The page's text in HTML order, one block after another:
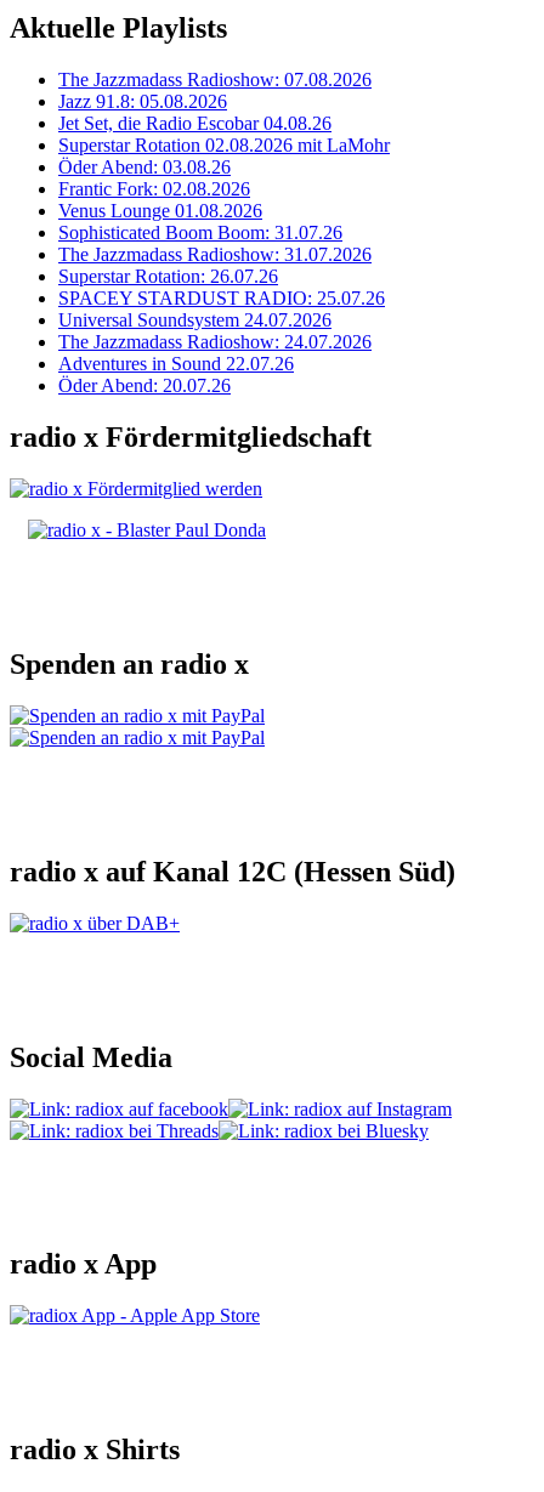
Aktuelle Playlists
The Jazzmadass Radioshow: 07.08.2026
Jazz 91.8: 05.08.2026
Jet Set, die Radio Escobar 04.08.26
Superstar Rotation 02.08.2026 mit LaMohr
Öder Abend: 03.08.26
Frantic Fork: 02.08.2026
Venus Lounge 01.08.2026
Sophisticated Boom Boom: 31.07.26
The Jazzmadass Radioshow: 31.07.2026
Superstar Rotation: 26.07.26
SPACEY STARDUST RADIO: 25.07.26
Universal Soundsystem 24.07.2026
The Jazzmadass Radioshow: 24.07.2026
Adventures in Sound 22.07.26
Öder Abend: 20.07.26
radio x Fördermitgliedschaft
Spenden an radio x
radio x auf Kanal 12C (Hessen Süd)
Social Media
radio x App
radio x Shirts